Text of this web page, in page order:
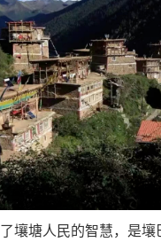
壤塘人民的智慧，是壤